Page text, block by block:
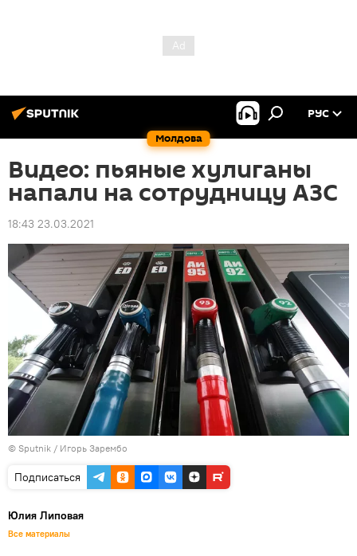
Молдова
РУС
Видео: пьяные хулиганы
напали на сотрудницу АЗС
18:43 23.03.2021
© Sputnik / Игорь Зарембо
Подписаться
Юлия Липовая
Все материалы